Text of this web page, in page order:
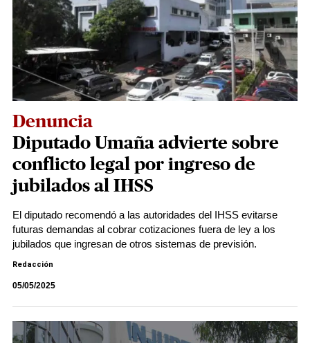
Denuncia
Diputado Umaña advierte sobre
conflicto legal por ingreso de
jubilados al IHSS
El diputado recomendó a las autoridades del IHSS evitarse
futuras demandas al cobrar cotizaciones fuera de ley a los
jubilados que ingresan de otros sistemas de previsión.
Redacción
05/05/2025